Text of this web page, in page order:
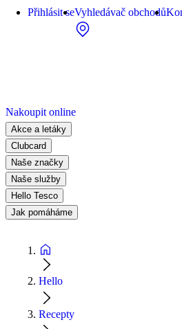
Přihlásit seVyhledávač obchodů
Nakoupit online
Akce a letáky
Clubcard
Naše značky
Naše služby
Hello Tesco
Jak pomáháme
Hello
Recepty